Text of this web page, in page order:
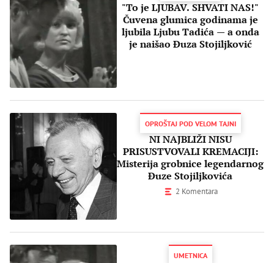
"To je LJUBAV. SHVATI NAS!"
Čuvena glumica godinama je
ljubila Ljubu Tadića — a onda
je naišao Đuza Stojiljković
OPROŠTAJ POD VELOM TAJNI
NI NAJBLIŽI NISU
PRISUSTVOVALI KREMACIJI:
Misterija grobnice legendarnog
Đuze Stojiljkovića
2 Komentara
UMETNICA